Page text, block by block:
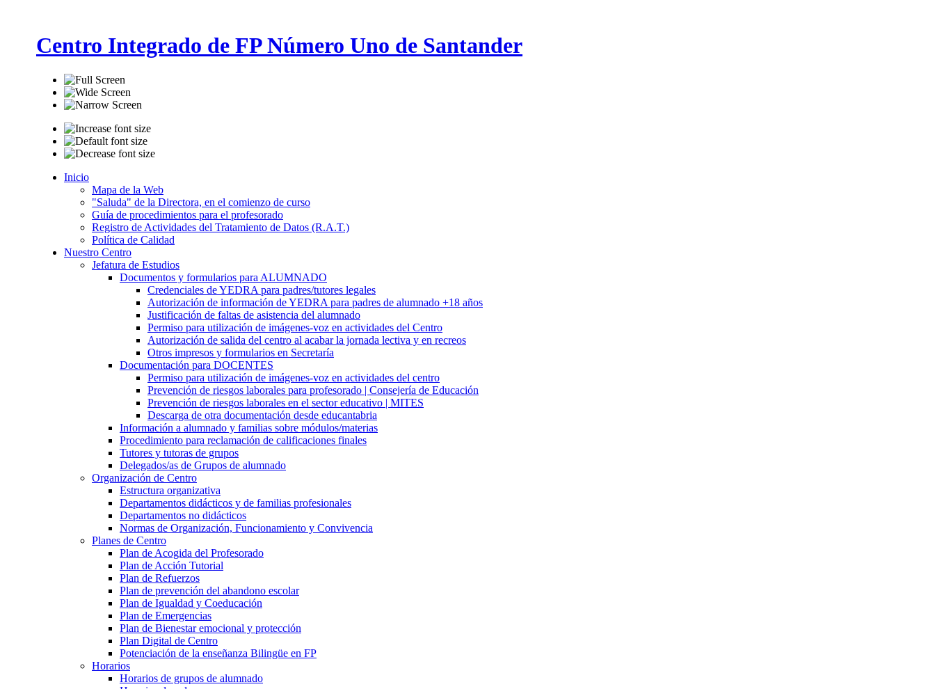
Centro Integrado de FP Número Uno de Santander
Inicio
Mapa de la Web
"Saluda" de la Directora, en el comienzo de curso
Guía de procedimientos para el profesorado
Registro de Actividades del Tratamiento de Datos (R.A.T.)
Política de Calidad
Nuestro Centro
Jefatura de Estudios
Documentos y formularios para ALUMNADO
Credenciales de YEDRA para padres/tutores legales
Autorización de información de YEDRA para padres de alumnado +18 años
Justificación de faltas de asistencia del alumnado
Permiso para utilización de imágenes-voz en actividades del Centro
Autorización de salida del centro al acabar la jornada lectiva y en recreos
Otros impresos y formularios en Secretaría
Documentación para DOCENTES
Permiso para utilización de imágenes-voz en actividades del centro
Prevención de riesgos laborales para profesorado | Consejería de Educación
Prevención de riesgos laborales en el sector educativo | MITES
Descarga de otra documentación desde educantabria
Información a alumnado y familias sobre módulos/materias
Procedimiento para reclamación de calificaciones finales
Tutores y tutoras de grupos
Delegados/as de Grupos de alumnado
Organización de Centro
Estructura organizativa
Departamentos didácticos y de familias profesionales
Departamentos no didácticos
Normas de Organización, Funcionamiento y Convivencia
Planes de Centro
Plan de Acogida del Profesorado
Plan de Acción Tutorial
Plan de Refuerzos
Plan de prevención del abandono escolar
Plan de Igualdad y Coeducación
Plan de Emergencias
Plan de Bienestar emocional y protección
Plan Digital de Centro
Potenciación de la enseñanza Bilingüe en FP
Horarios
Horarios de grupos de alumnado